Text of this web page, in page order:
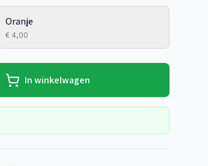
Oranje
€ 4,00
In winkelwagen